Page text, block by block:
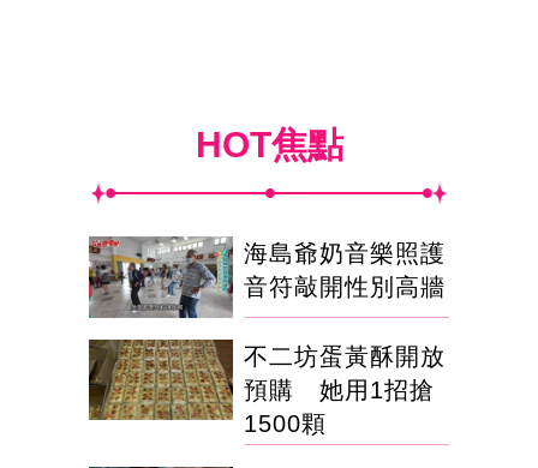
HOT焦點
海島爺奶音樂照護
音符敲開性別高牆
不二坊蛋黃酥開放
預購 她用1招搶
1500顆